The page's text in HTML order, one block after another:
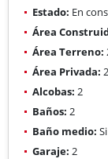
Estado: En
Área
Área Terreno:
Área Privada:
Alcobas: 2
Baños: 2
Baño medio: Si
Garaje: 2